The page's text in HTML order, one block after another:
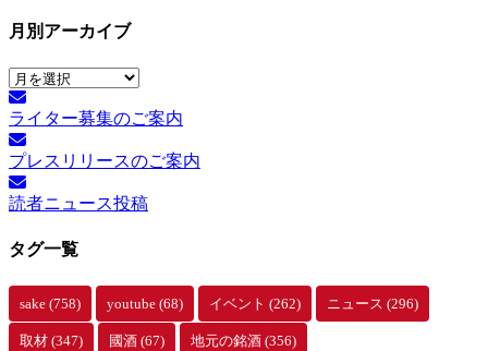
月別アーカイブ
月
別
ア
ー
カ
イ
ブ
ライター募集のご案内
プレスリリースのご案内
読者ニュース投稿
タグ一覧
sake (758) youtube (68) イベント (262) ニュース (296)
取材 (347) 國酒 (67) 地元の銘酒 (356)